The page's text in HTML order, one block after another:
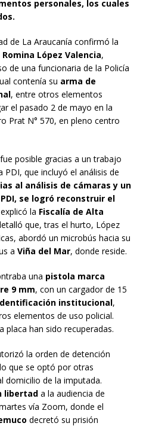
personales, los cuales
de La Araucanía confirmó la
Romina López Valencia,
de una funcionaria de la Policía
contenía su arma de
, entre otros elementos
el pasado 2 de mayo en la
Prat N° 570, en pleno centro
posible gracias a un trabajo
PDI, que incluyó el análisis de
al análisis de cámaras y un
se logró reconstruir el
la Fiscalía de Alta
que, tras el hurto, López
abordó un microbús hacia su
a Viña del Mar, donde reside.
una pistola marca
9 mm, con un cargador de 15
institucional,
elementos de uso policial.
placa han sido recuperadas.
la orden de detención
que se optó por otras
domicilio de la imputada.
libertad a la audiencia de
vía Zoom, donde el
decretó su prisión